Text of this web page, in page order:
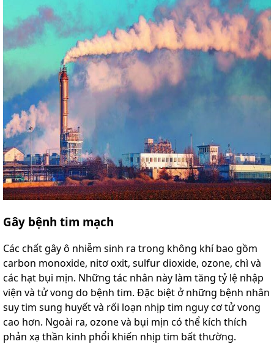
Gây bệnh tim mạch
Các chất gây ô nhiễm sinh ra trong không khí bao gồm
carbon monoxide, nitơ oxit, sulfur dioxide, ozone, chì và
các hạt bụi mịn. Những tác nhân này làm tăng tỷ lệ nhập
viện và tử vong do bệnh tim. Đặc biệt ở những bệnh nhân
suy tim sung huyết và rối loạn nhịp tim nguy cơ tử vong
cao hơn. Ngoài ra, ozone và bụi mịn có thể kích thích
phản xạ thần kinh phổi khiến nhịp tim bất thường.